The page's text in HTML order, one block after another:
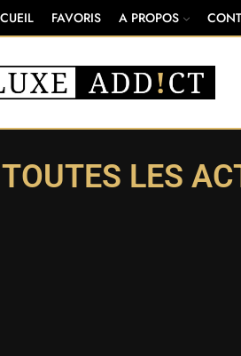
FAVORIS A PROPOS
TOUTES LES